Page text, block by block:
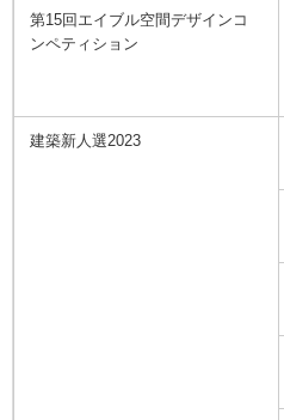
第15回エイブル空間デザインコ
ンペティション
建築新人選2023